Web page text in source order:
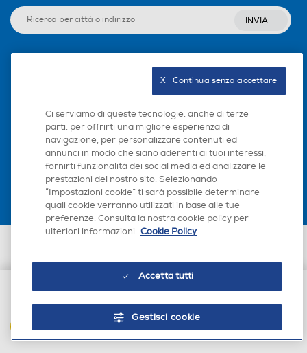
AGGIUNGI AL CARRELLO
INVIA
Scarica la nostra app
n. 13337170156. Codice intermediario SDI: HHBD9AK. Vendite soggette
agli Artt. 45 e ss del Codice del Consumo in tema di Diritti dei
Ci serviamo di queste tecnologie, anche di terze
parti, per offrirti una migliore esperienza di
navigazione, per personalizzare contenuti ed
annunci in modo che siano aderenti ai tuoi interessi,
fornirti funzionalità dei social media ed analizzare le
prestazioni del nostro sito. Selezionando
“Impostazioni cookie” ti sarà possibile determinare
quali cookie verranno utilizzati in base alle tue
preferenze. Consulta la nostra cookie policy per
ulteriori informazioni. Cookie Policy
Accetta tutti
Gestisci cookie
X   Continua senza accettare